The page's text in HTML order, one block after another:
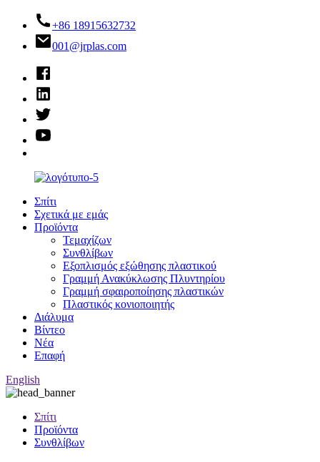
+86 18915632732
001@jrplas.com
Σπίτι
Σχετικά με εμάς
Προϊόντα
Τεμαχίζων
Συνθλίβων
Εξοπλισμός εξώθησης πλαστικού
Γραμμή Ανακύκλωσης Πλυντηρίου
Γραμμή σφαιροποίησης πλαστικών
Πλαστικός κονιοποιητής
Διάλυμα
Βίντεο
Νέα
Επαφή
English
Σπίτι
Προϊόντα
Συνθλίβων